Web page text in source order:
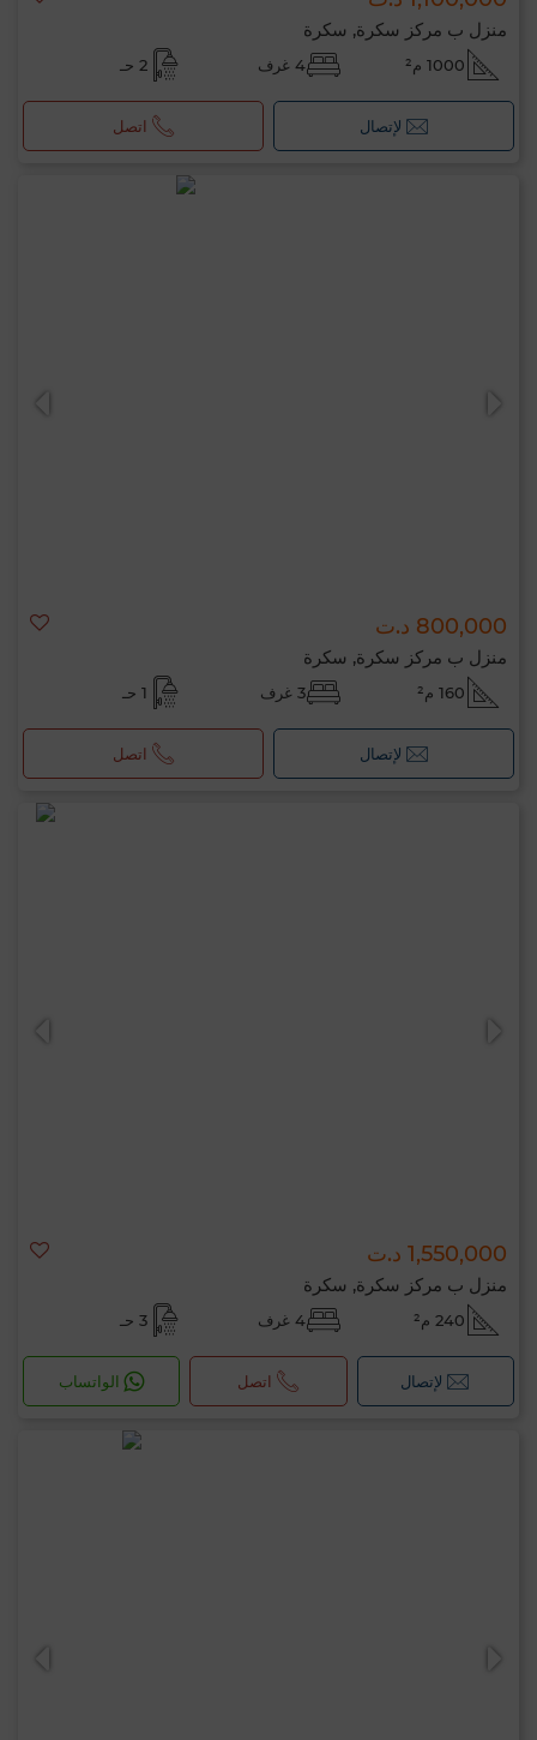
منزل ب مركز سكرة, سكرة
1000 م² 4 غرف 2 حـ
لإتصال اتصل
800,000 د.ت
منزل ب مركز سكرة, سكرة
160 م² 3 غرف 1 حـ
لإتصال اتصل
1,550,000 د.ت
منزل ب مركز سكرة, سكرة
240 م² 4 غرف 3 حـ
لإتصال اتصل الواتساب